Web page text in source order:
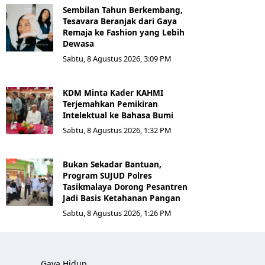
Sembilan Tahun Berkembang,
Tesavara Beranjak dari Gaya
Remaja ke Fashion yang Lebih
Dewasa
Sabtu, 8 Agustus 2026, 3:09 PM
KDM Minta Kader KAHMI
Terjemahkan Pemikiran
Intelektual ke Bahasa Bumi
Sabtu, 8 Agustus 2026, 1:32 PM
Bukan Sekadar Bantuan,
Program SUJUD Polres
Tasikmalaya Dorong Pesantren
Jadi Basis Ketahanan Pangan
Sabtu, 8 Agustus 2026, 1:26 PM